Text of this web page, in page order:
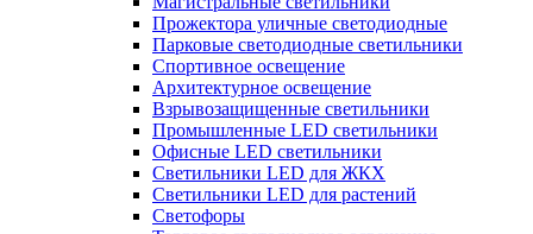
Прожектора уличные светодиодные
Парковые светодиодные светильники
Спортивное освещение
Архитектурное освещение
Взрывозащищенные светильники
Промышленные LED светильники
Офисные LED светильники
Cветильники LED для ЖКХ
Светильники LED для растений
Светофоры